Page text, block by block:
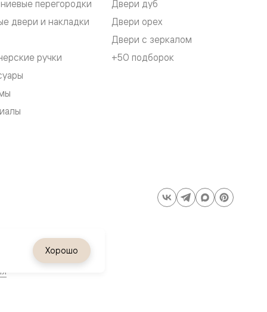
перегородки
двери и накладки
ручки
Двери дуб
Двери орех
Двери с зеркалом
+50 подборок
Хорошо